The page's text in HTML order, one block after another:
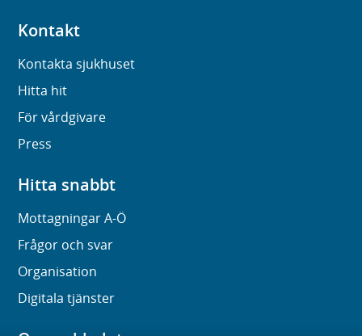
Kontakt
Kontakta sjukhuset
Hitta hit
För vårdgivare
Press
Hitta snabbt
Mottagningar A-Ö
Frågor och svar
Organisation
Digitala tjänster